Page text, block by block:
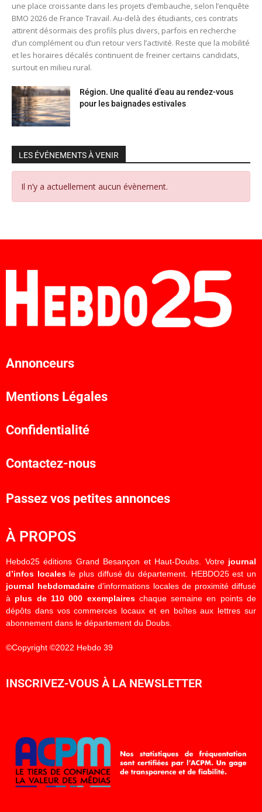
une place croissante dans les projets d’embauche, selon l’enquête
BMO 2026 de France Travail. Au-delà des étudiants, ces contrats
attirent désormais des profils plus divers, parfois en recherche
d’un complément ou d’un retour vers l’activité. Reste que la mobilité
et les horaires décalés continuent de freiner certains candidats,
surtout en milieu rural.
Région. Une qualité d’eau au rendez-vous
pour les baignades estivales
LES ÉVÉNEMENTS À VENIR
Il n’y a actuellement aucun évènement.
Annonceurs
Mentions Légales
Confidentialité
Contactez-nous
Passez vos petites annonces
À PROPOS
Hebdo25 éditions Grand Besançon et Haut-Doubs. Votre journal
d’infos localesle plus diffusé du département. HEBDO25 est un
journal hebdomadaired’informations locales de proximité diffusé
à plus de 110 000 exemplaireschaque semaine en points de
dépôts dans vos commerces locaux et en boîtes aux lettres sur
abonnement dans le département du Doubs.
©Copyright ©2022 Hebdo 39
INSCRIVEZ-VOUS À LA NEWSLETTER